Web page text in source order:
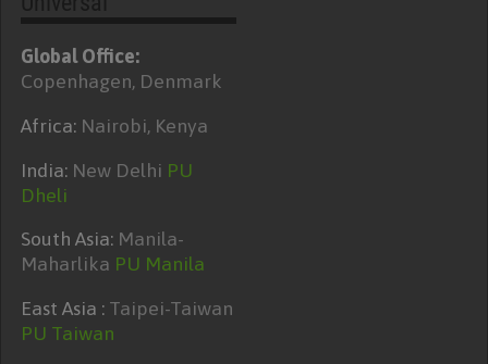
Global Office:
Copenhagen, Denmark
Africa: Nairobi, Kenya
India: New Delhi PU
Dheli
South Asia: Manila-
Maharlika PU Manila
East Asia : Taipei-Taiwan
PU Taiwan